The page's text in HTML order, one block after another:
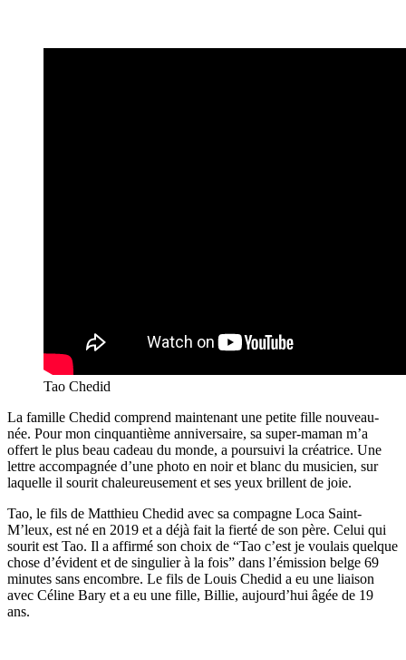
Tao Chedid
La famille Chedid comprend maintenant une petite fille nouveau-
née. Pour mon cinquantième anniversaire, sa super-maman m’a
offert le plus beau cadeau du monde, a poursuivi la créatrice. Une
lettre accompagnée d’une photo en noir et blanc du musicien, sur
laquelle il sourit chaleureusement et ses yeux brillent de joie.
Tao, le fils de Matthieu Chedid avec sa compagne Loca Saint-
M’leux, est né en 2019 et a déjà fait la fierté de son père. Celui qui
sourit est Tao. Il a affirmé son choix de “Tao c’est je voulais quelque
chose d’évident et de singulier à la fois” dans l’émission belge 69
minutes sans encombre. Le fils de Louis Chedid a eu une liaison
avec Céline Bary et a eu une fille, Billie, aujourd’hui âgée de 19
ans.